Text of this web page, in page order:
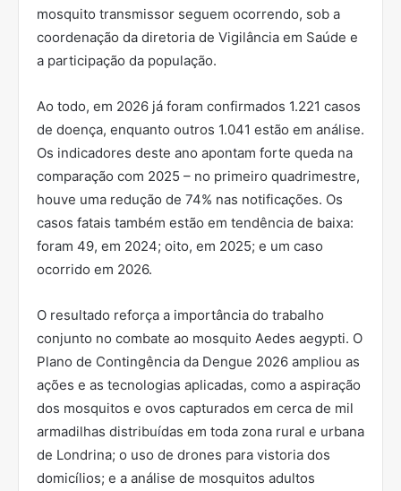
mosquito transmissor seguem ocorrendo, sob a
coordenação da diretoria de Vigilância em Saúde e
a participação da população.
Ao todo, em 2026 já foram confirmados 1.221 casos
de doença, enquanto outros 1.041 estão em análise.
Os indicadores deste ano apontam forte queda na
comparação com 2025 – no primeiro quadrimestre,
houve uma redução de 74% nas notificações. Os
casos fatais também estão em tendência de baixa:
foram 49, em 2024; oito, em 2025; e um caso
ocorrido em 2026.
O resultado reforça a importância do trabalho
conjunto no combate ao mosquito Aedes aegypti. O
Plano de Contingência da Dengue 2026 ampliou as
ações e as tecnologias aplicadas, como a aspiração
dos mosquitos e ovos capturados em cerca de mil
armadilhas distribuídas em toda zona rural e urbana
de Londrina; o uso de drones para vistoria dos
domicílios; e a análise de mosquitos adultos